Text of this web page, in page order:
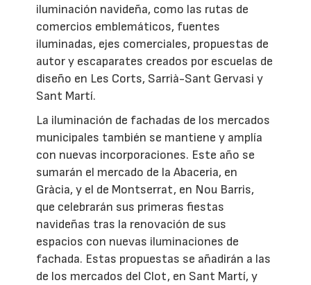
iluminación navideña, como las rutas de
comercios emblemáticos, fuentes
iluminadas, ejes comerciales, propuestas de
autor y escaparates creados por escuelas de
diseño en Les Corts, Sarrià-Sant Gervasi y
Sant Martí.
La iluminación de fachadas de los mercados
municipales también se mantiene y amplía
con nuevas incorporaciones. Este año se
sumarán el mercado de la Abaceria, en
Gràcia, y el de Montserrat, en Nou Barris,
que celebrarán sus primeras fiestas
navideñas tras la renovación de sus
espacios con nuevas iluminaciones de
fachada. Estas propuestas se añadirán a las
de los mercados del Clot, en Sant Martí, y